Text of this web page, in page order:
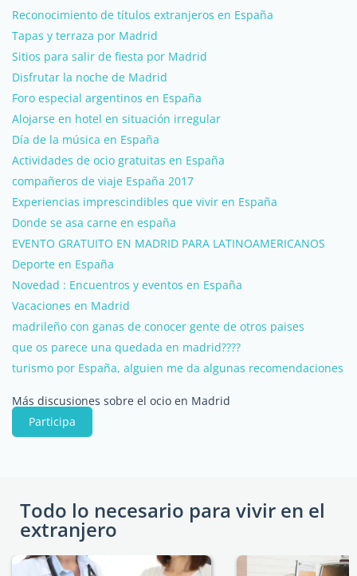
Reconocimiento de títulos extranjeros en España
Tapas y terraza por Madrid
Sitios para salir de fiesta por Madrid
Disfrutar la noche de Madrid
Foro especial argentinos en España
Alojarse en hotel en situación irregular
Día de la música en España
Actividades de ocio gratuitas en España
compañeros de viaje España 2017
Experiencias imprescindibles que vivir en España
Donde se asa carne en españa
EVENTO GRATUITO EN MADRID PARA LATINOAMERICANOS
Deporte en España
Novedad : Encuentros y eventos en España
Vacaciones en Madrid
madrileño con ganas de conocer gente de otros paises
que os parece una quedada en madrid????
turismo por España, alguien me da algunas recomendaciones
Más discusiones sobre el ocio en Madrid
Participa
Todo lo necesario para vivir en el
extranjero